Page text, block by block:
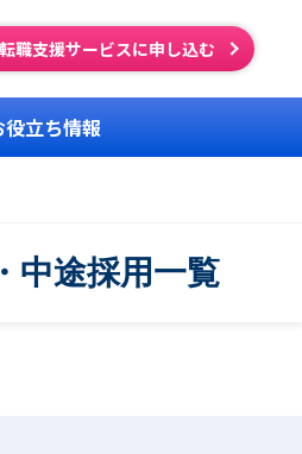
転職支援サービスに申し込む
役立ち情報
中途採用一覧